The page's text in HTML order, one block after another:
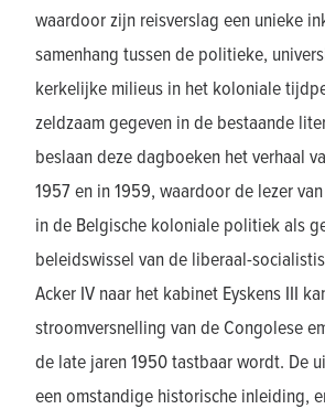
waardoor zijn reisverslag een unieke
samenhang tussen de politieke,
kerkelijke milieus in het koloniale
zeldzaam gegeven in de bestaande
beslaan deze dagboeken het verhaal
1957 en in 1959, waardoor de lezer
in de Belgische koloniale politiek als
beleidswissel van de liberaal-
Acker IV naar het kabinet Eyskens III
stroomversnelling van de Congolese
de late jaren 1950 tastbaar wordt. De
een omstandige historische inleiding,